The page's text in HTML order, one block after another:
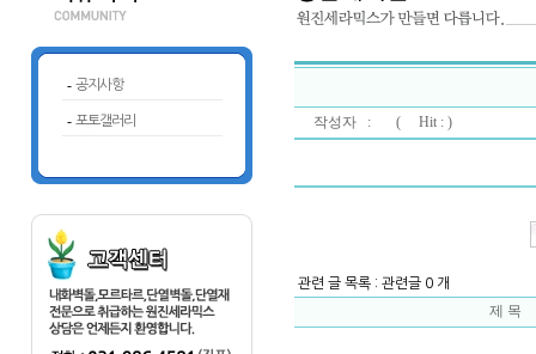
- 공지사항
- 포토갤러리 작성자 : ( Hit : )
관련 글 목록 : 관련글 0 개
제 목